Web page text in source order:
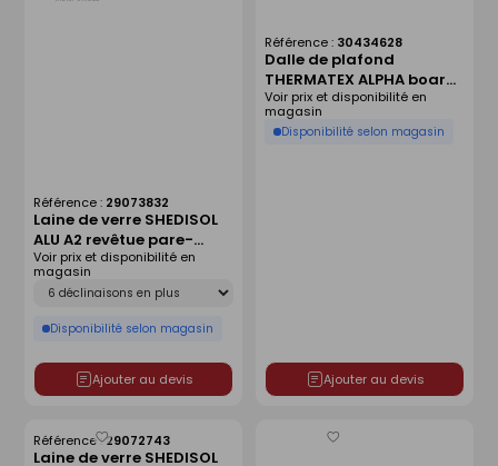
Laine de verre SHEDISOL
ALU A2 revêtue pare-
vapeur - 1,985x1m
Ep.50mm - R=1,55m².K/W.
Référence : 29073832
Déclinaison
Disponibilité selon magasin
Voir prix et disponibilité en
magasin
Ajouter au devis
Dalle de plafond
THERMATEX ALPHA board
- 600 x 600 x 19 mm - noir
Référence : 30434628
Disponibilité selon magasin
Voir prix et disponibilité en
magasin
Ajouter au devis
Laine de verre SHEDISOL
Référence :29072743
Enregistrer
comme
Enregistrer